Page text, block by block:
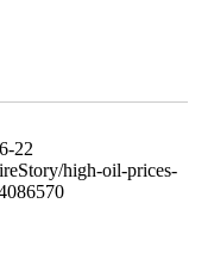
22
high-oil-prices-